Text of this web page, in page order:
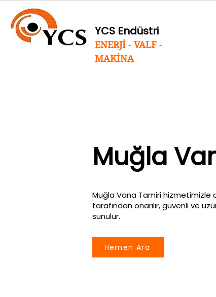
YCS Endüstri
ENERJİ - VALF -
MAKİNA
Muğla
Muğla Vana Tamiri hizmetimizle
tarafından onarılır, güvenli ve
sunulur.
Hemen Ara